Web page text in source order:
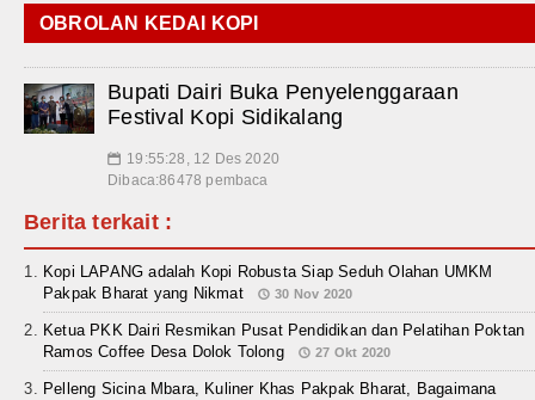
OBROLAN KEDAI KOPI
Bupati Dairi Buka Penyelenggaraan
Festival Kopi Sidikalang
📅 19:55:28, 12 Des 2020
Dibaca:86478 pembaca
Berita terkait :
Kopi LAPANG adalah Kopi Robusta Siap Seduh Olahan UMKM
Pakpak Bharat yang Nikmat
30 Nov 2020
Ketua PKK Dairi Resmikan Pusat Pendidikan dan Pelatihan Poktan
Ramos Coffee Desa Dolok Tolong
27 Okt 2020
Pelleng Sicina Mbara, Kuliner Khas Pakpak Bharat, Bagaimana